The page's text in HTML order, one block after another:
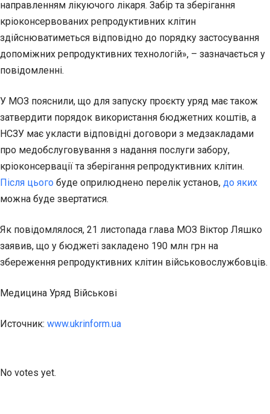
направленням лікуючого лікаря. Забір та зберігання
кріоконсервованих репродуктивних клітин
здійснюватиметься відповідно до порядку застосування
допоміжних репродуктивних технологій», – зазначається у
повідомленні.
У МОЗ пояснили, що для запуску проєкту уряд має також
затвердити порядок використання бюджетних коштів, а
НСЗУ має укласти відповідні договори з медзакладами
про медобслуговування з надання послуги забору,
кріоконсервації та зберігання репродуктивних клітин.
Після цього буде оприлюднено перелік установ, до яких
можна буде звертатися.
Як повідомлялося, 21 листопада глава МОЗ Віктор Ляшко
заявив, що у бюджеті закладено 190 млн грн на
збереження репродуктивних клітин військовослужбовців.
Медицина Уряд Військові
Источник: www.ukrinform.ua
No votes yet.